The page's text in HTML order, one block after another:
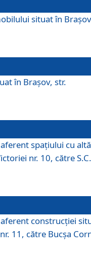
situat în
în Braşov, str.
spaţiului cu altă
nr. 10, către S.C.
construcţiei
11, către Bucşa